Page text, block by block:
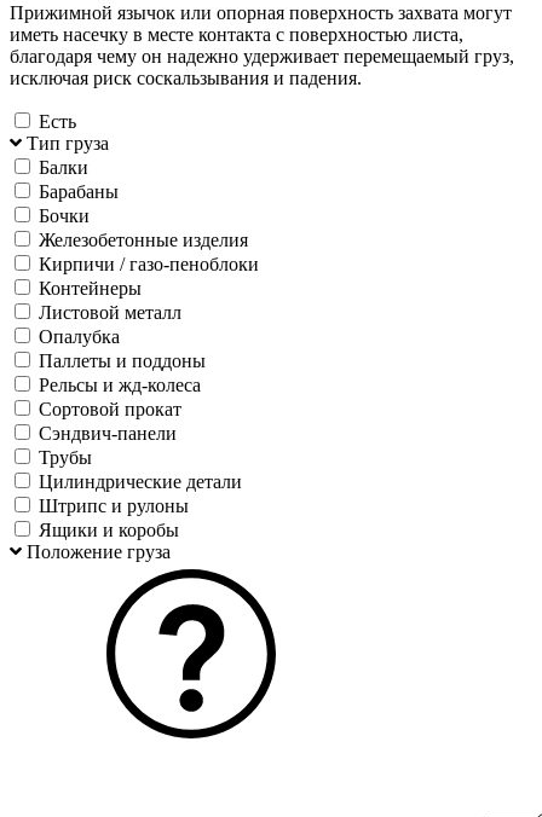
Прижимной язычок или опорная поверхность захвата могут
иметь насечку в месте контакта с поверхностью листа,
благодаря чему он надежно удерживает перемещаемый груз,
исключая риск соскальзывания и падения.
Есть
Тип груза
Балки
Барабаны
Бочки
Железобетонные изделия
Кирпичи / газо-пеноблоки
Контейнеры
Листовой металл
Опалубка
Паллеты и поддоны
Рельсы и жд-колеса
Сортовой прокат
Сэндвич-панели
Трубы
Цилиндрические детали
Штрипс и рулоны
Ящики и коробы
Положение груза